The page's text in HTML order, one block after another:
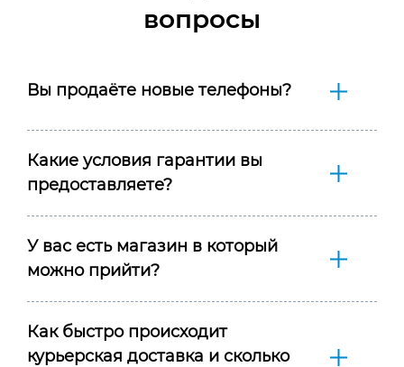
вопросы
Вы продаёте новые телефоны?
Какие условия гарантии вы
предоставляете?
У вас есть магазин в который
можно прийти?
Как быстро происходит
курьерская доставка и сколько